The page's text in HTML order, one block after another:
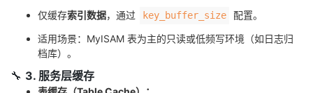
证
实
验
的
收
持
建
议
仅缓存索引数据，通过 key_buffer_size
配置。
适用场景：MyISAM 表为主的只读或低频写环境（如日志归
档库）。
🔧 3. 服务层缓存